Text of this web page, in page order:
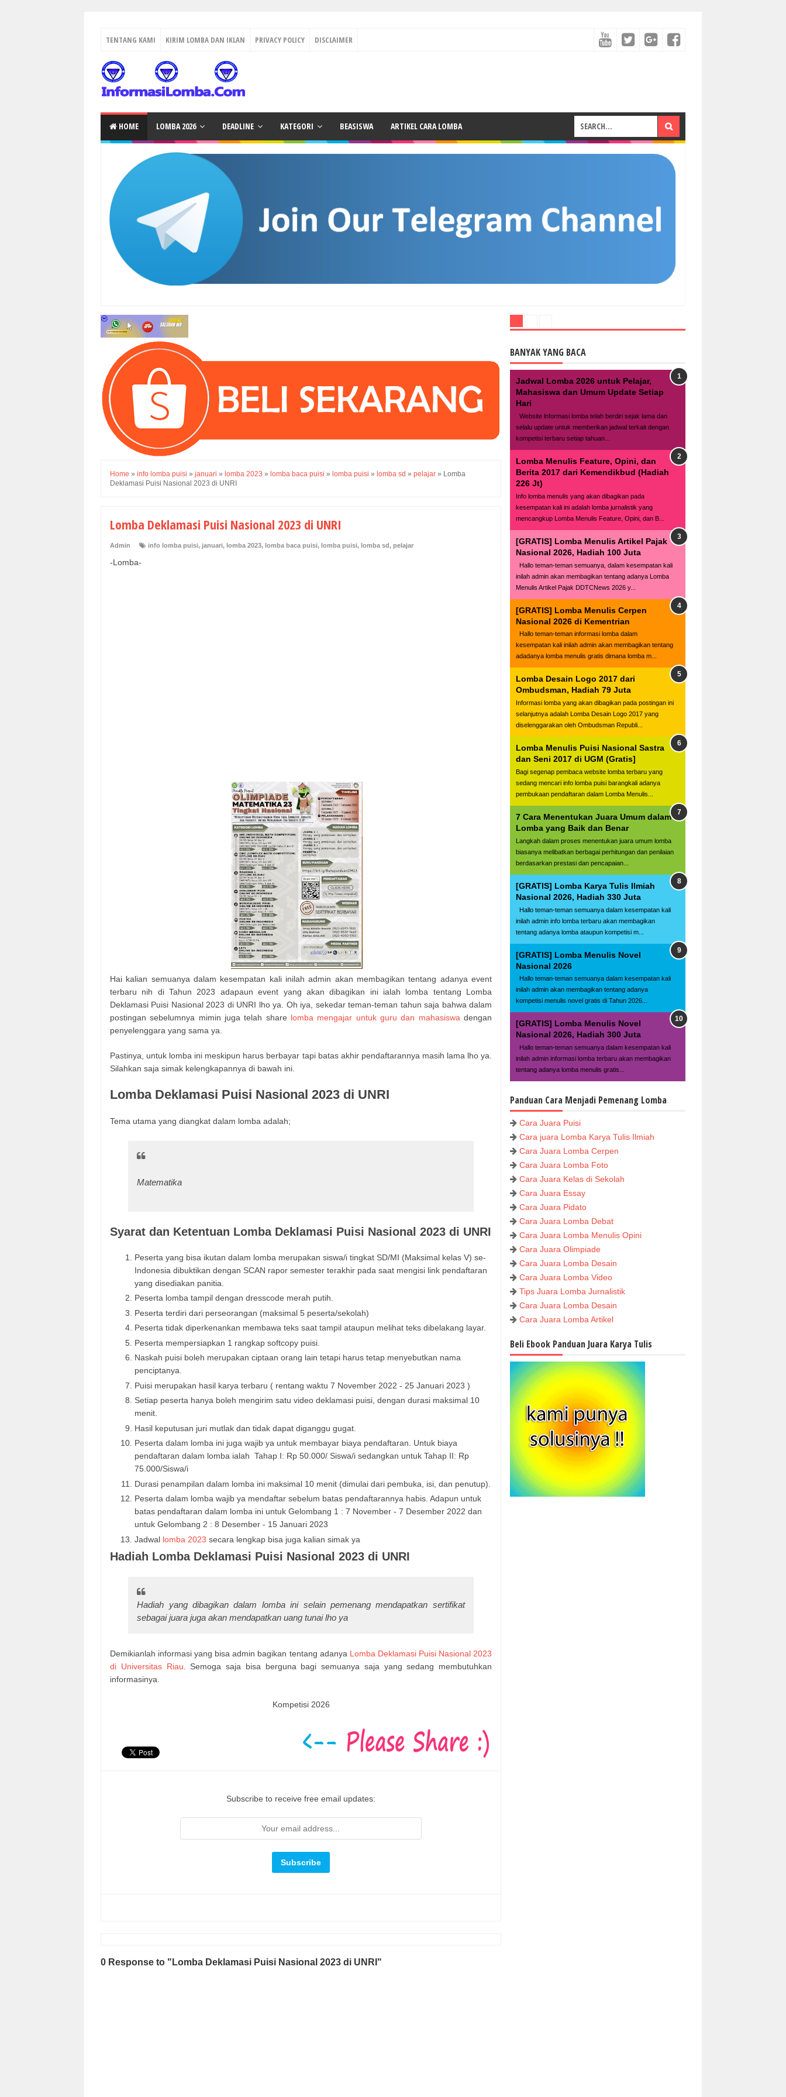
TENTANG KAMI KIRIM LOMBA DAN IKLAN PRIVACY POLICY DISCLAIMER
HOME LOMBA 2026 DEADLINE KATEGORI BEASISWA ARTIKEL CARA LOMBA
Home » info lomba puisi » januari » lomba 2023 » lomba baca puisi » lomba puisi » lomba sd » pelajar » Lomba
Deklamasi Puisi Nasional 2023 di UNRI
Lomba Deklamasi Puisi Nasional 2023 di UNRI
Admin info lomba puisi, januari, lomba 2023, lomba baca puisi, lomba puisi, lomba sd, pelajar
-Lomba-
Hai kalian semuanya dalam kesempatan kali inilah admin akan membagikan tentang adanya event
terbaru nih di Tahun 2023 adapaun event yang akan dibagikan ini ialah lomba tentang Lomba
Deklamasi Puisi Nasional 2023 di UNRI lho ya. Oh iya, sekedar teman-teman tahun saja bahwa dalam
postingan sebelumnya mimin juga telah share lomba mengajar untuk guru dan mahasiswa dengan
penyelenggara yang sama ya.
Pastinya, untuk lomba ini meskipun harus berbayar tapi batas akhir pendaftarannya masih lama lho ya.
Silahkan saja simak kelengkapannya di bawah ini.
Lomba Deklamasi Puisi Nasional 2023 di UNRI
Tema utama yang diangkat dalam lomba adalah;
Matematika
Syarat dan Ketentuan Lomba Deklamasi Puisi Nasional 2023 di UNRI
Peserta yang bisa ikutan dalam lomba merupakan siswa/i tingkat SD/MI (Maksimal kelas V) se-
Indonesia dibuktikan dengan SCAN rapor semester terakhir pada saat mengisi link pendaftaran
yang disediakan panitia.
Peserta lomba tampil dengan dresscode merah putih.
Peserta terdiri dari perseorangan (maksimal 5 peserta/sekolah)
Peserta tidak diperkenankan membawa teks saat tampil ataupun melihat teks dibelakang layar.
Peserta mempersiapkan 1 rangkap softcopy puisi.
Naskah puisi boleh merupakan ciptaan orang lain tetapi harus tetap menyebutkan nama
penciptanya.
Puisi merupakan hasil karya terbaru ( rentang waktu 7 November 2022 - 25 Januari 2023 )
Setiap peserta hanya boleh mengirim satu video deklamasi puisi, dengan durasi maksimal 10
menit.
Hasil keputusan juri mutlak dan tidak dapat diganggu gugat.
Peserta dalam lomba ini juga wajib ya untuk membayar biaya pendaftaran. Untuk biaya
pendaftaran dalam lomba ialah Tahap I: Rp 50.000/ Siswa/i sedangkan untuk Tahap II: Rp
75.000/Siswa/i
Durasi penampilan dalam lomba ini maksimal 10 menit (dimulai dari pembuka, isi, dan penutup).
Peserta dalam lomba wajib ya mendaftar sebelum batas pendaftarannya habis. Adapun untuk
batas pendaftaran dalam lomba ini untuk Gelombang 1 : 7 November - 7 Desember 2022 dan
untuk Gelombang 2 : 8 Desember - 15 Januari 2023
Jadwal lomba 2023 secara lengkap bisa juga kalian simak ya
Hadiah Lomba Deklamasi Puisi Nasional 2023 di UNRI
Hadiah yang dibagikan dalam lomba ini selain pemenang mendapatkan sertifikat
sebagai juara juga akan mendapatkan uang tunai lho ya
Demikianlah informasi yang bisa admin bagikan tentang adanya Lomba Deklamasi Puisi Nasional 2023
di Universitas Riau . Semoga saja bisa berguna bagi semuanya saja yang sedang membutuhkan
informasinya.
Kompetisi 2026
Subscribe to receive free email updates:
0 Response to "Lomba Deklamasi Puisi Nasional 2023 di UNRI"
BANYAK YANG BACA
Jadwal Lomba 2026 untuk Pelajar,
Mahasiswa dan Umum Update Setiap
Hari
Website lnformasi lomba telah berdiri sejak lama dan
selalu update untuk memberikan jadwal terkait dengan
kompetisi terbaru setiap tahuan...
Lomba Menulis Feature, Opini, dan
Berita 2017 dari Kemendikbud (Hadiah
226 Jt)
Info lomba menulis yang akan dibagikan pada
kesempatan kali ini adalah lomba jurnalistik yang
mencangkup Lomba Menulis Feature, Opini, dan B...
[GRATIS] Lomba Menulis Artikel Pajak
Nasional 2026, Hadiah 100 Juta
Hallo teman-teman semuanya, dalam kesempatan kali
inilah admin akan membagikan tentang adanya Lomba
Menulis Artikel Pajak DDTCNews 2026 y...
[GRATIS] Lomba Menulis Cerpen
Nasional 2026 di Kementrian
Hallo teman-teman informasi lomba dalam
kesempatan kali inilah admin akan membagikan tentang
adadanya lomba menulis gratis dimana lomba m...
Lomba Desain Logo 2017 dari
Ombudsman, Hadiah 79 Juta
Informasi lomba yang akan dibagikan pada postingan ini
selanjutnya adalah Lomba Desain Logo 2017 yang
diselenggarakan oleh Ombudsman Republi...
Lomba Menulis Puisi Nasional Sastra
dan Seni 2017 di UGM (Gratis]
Bagi segenap pembaca website lomba terbaru yang
sedang mencari info lomba puisi barangkali adanya
pembukaan pendaftaran dalam Lomba Menulis...
7 Cara Menentukan Juara Umum dalam
Lomba yang Baik dan Benar
Langkah dalam proses menentukan juara umum lomba
biasanya melibatkan berbagai perhitungan dan penilaian
berdasarkan prestasi dan pencapaian...
[GRATIS] Lomba Karya Tulis Ilmiah
Nasional 2026, Hadiah 330 Juta
Hallo teman-teman semuanya dalam kesempatan kali
inilah admin info lomba terbaru akan membagikan
tentang adanya lomba ataupun kompetisi m...
[GRATIS] Lomba Menulis Novel
Nasional 2026
Hallo teman-teman semuanya dalam kesempatan kali
inilah admin akan membagikan tentang adanya
kompetisi menulis novel gratis di Tahun 2026...
[GRATIS] Lomba Menulis Novel
Nasional 2026, Hadiah 300 Juta
Hallo teman-teman semuanya dalam kesempatan kali
inilah admin informasi lomba terbaru akan membagikan
tentang adanya lomba menulis gratis...
Panduan Cara Menjadi Pemenang Lomba
Cara Juara Puisi
Cara juara Lomba Karya Tulis Ilmiah
Cara Juara Lomba Cerpen
Cara Juara Lomba Foto
Cara Juara Kelas di Sekolah
Cara Juara Essay
Cara Juara Pidato
Cara Juara Lomba Debat
Cara Juara Lomba Menulis Opini
Cara Juara Olimpiade
Cara Juara Lomba Desain
Cara Juara Lomba Video
Tips Juara Lomba Jurnalistik
Cara Juara Lomba Desain
Cara Juara Lomba Artikel
Beli Ebook Panduan Juara Karya Tulis